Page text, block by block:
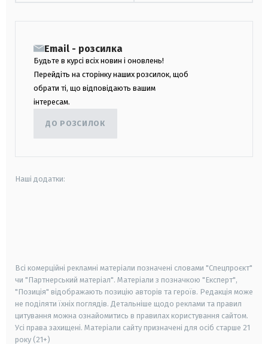
Email - розсилка
Будьте в курсі всіх новин і оновлень!
Перейдіть на сторінку наших розсилок, щоб
обрати ті, що відповідають вашим
інтересам.
ДО РОЗСИЛОК
Наші додатки:
Всі комерційні рекламні матеріали позначені словами "Спецпроєкт"
чи "Партнерський матеріал". Матеріали з позначкою "Експерт",
"Позиція" відображають позицію авторів та героїв. Редакція може
не поділяти їхніх поглядів. Детальніше щодо реклами та правил
цитування можна ознайомитись в правилах користування сайтом.
Усі права захищені. Матеріали сайту призначені для осіб старше 21
року (21+)